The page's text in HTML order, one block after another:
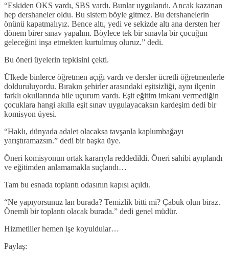
“Eskiden OKS vardı, SBS vardı. Bunlar uygulandı. Ancak kazanan
hep dershaneler oldu. Bu sistem böyle gitmez. Bu dershanelerin
önünü kapatmalıyız. Bence altı, yedi ve sekizde altı ana dersten her
dönem birer sınav yapalım. Böylece tek bir sınavla bir çocuğun
geleceğini inşa etmekten kurtulmuş oluruz.” dedi.
Bu öneri üyelerin tepkisini çekti.
Ülkede binlerce öğretmen açığı vardı ve dersler ücretli öğretmenlerle
dolduruluyordu. Bırakın şehirler arasındaki eşitsizliği, aynı ilçenin
farklı okullarında bile uçurum vardı. Eşit eğitim imkanı vermediğin
çocuklara hangi akılla eşit sınav uygulayacaksın kardeşim dedi bir
komisyon üyesi.
“Haklı, dünyada adalet olacaksa tavşanla kaplumbağayı
yarıştıramazsın.” dedi bir başka üye.
Öneri komisyonun ortak kararıyla reddedildi. Öneri sahibi ayıplandı
ve eğitimden anlamamakla suçlandı…
Tam bu esnada toplantı odasının kapısı açıldı.
“Ne yapıyorsunuz lan burada? Temizlik bitti mi? Çabuk olun biraz.
Önemli bir toplantı olacak burada.” dedi genel müdür.
Hizmetliler hemen işe koyuldular…
Paylaş: